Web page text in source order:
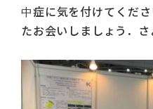
中症に気を付けてくだ
たお会いしましょう．さ